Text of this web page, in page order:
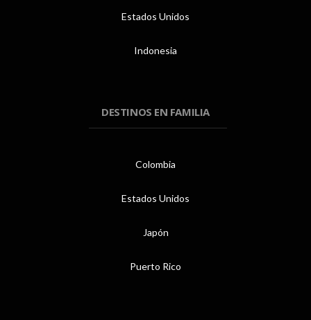
Estados Unidos
Indonesia
DESTINOS EN FAMILIA
Colombia
Estados Unidos
Japón
Puerto Rico